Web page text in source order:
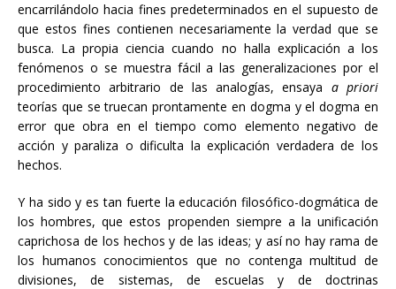
encarrilándolo hacia fines predeterminados en el supuesto de
que estos fines contienen necesariamente la verdad que se
busca. La propia ciencia cuando no halla explicación a los
fenómenos o se muestra fácil a las generalizaciones por el
procedimiento arbitrario de las analogías, ensaya a priori
teorías que se truecan prontamente en dogma y el dogma en
error que obra en el tiempo como elemento negativo de
acción y paraliza o dificulta la explicación verdadera de los
hechos.
Y ha sido y es tan fuerte la educación filosófico-dogmática de
los hombres, que estos propenden siempre a la unificación
caprichosa de los hechos y de las ideas; y así no hay rama de
los humanos conocimientos que no contenga multitud de
divisiones, de sistemas, de escuelas y de doctrinas